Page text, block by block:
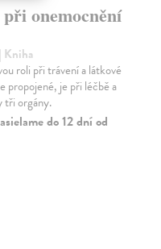
onemocnění
| Kniha
roli při trávení a látkové
propojené, je při léčbě a
tři orgány.
do 12 dní od